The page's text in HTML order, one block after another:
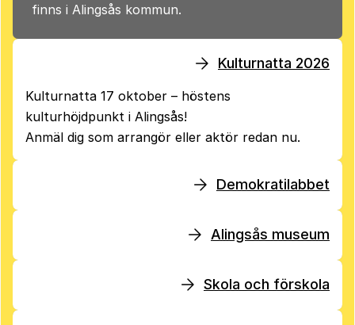
finns i Alingsås kommun.
Kulturnatta 2026
Kulturnatta 17 oktober – höstens
kulturhöjdpunkt i Alingsås!
Anmäl dig som arrangör eller aktör redan nu.
Demokratilabbet
Alingsås museum
Skola och förskola